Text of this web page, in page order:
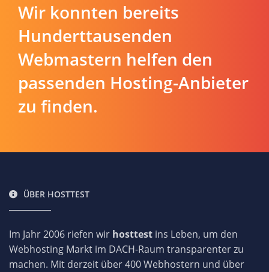
Wir konnten bereits
Hunderttausenden
Webmastern helfen den
passenden Hosting-Anbieter
zu finden.
ÜBER HOSTTEST
Im Jahr 2006 riefen wir hosttest ins Leben, um den
Webhosting Markt im DACH-Raum transparenter zu
machen. Mit derzeit über 400 Webhostern und über